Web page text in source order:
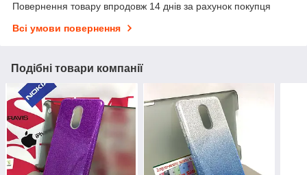
Повернення товару впродовж 14 днів за рахунок покупця
Всі умови повернення
Подібні товари компанії